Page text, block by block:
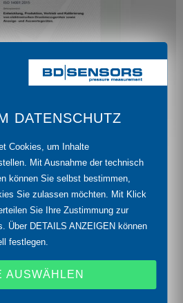
und verantwortungsvollen
Die Norm ISO 14001 stellt
und Abläufe eines
auf ihre Umweltauswirkungen
DATENSCHUTZ
Cookies, um Inhalte
Mit Ausnahme der technisch
können Sie selbst bestimmen,
Sie zulassen möchten. Mit Klick
Sie Ihre Zustimmung zur
Über DETAILS ANZEIGEN können
festlegen.
AUSWÄHLEN